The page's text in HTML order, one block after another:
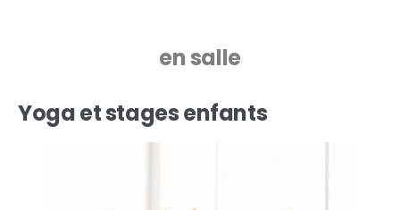
en salle
Yoga et stages enfants